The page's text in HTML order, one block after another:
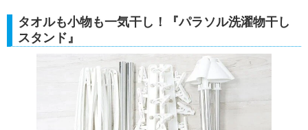
タオルも小物も一気干し！『パラソル洗濯物干し
スタンド』